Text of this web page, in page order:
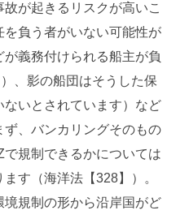
が起きるリスクが高いこ
負う者がいない可能性が
義務付けられる船主が負
、影の船団はそうした保
いとされています）など
、バンカリングそのもの
規制できるかについては
す（海洋法【328】）。
規制の形から沿岸国がど